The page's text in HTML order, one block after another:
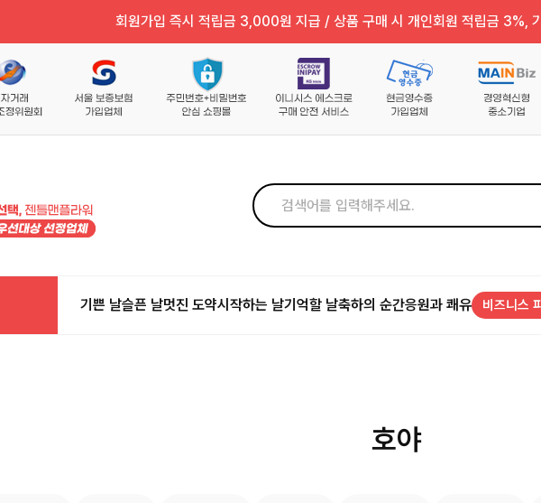
회원가입 즉시 적립금 3,000원 지급 / 상품 구매 시 개인회원 적립금 3%,
기쁜 날슬픈 날멋진 도약시작하는 날기억할 날축하의 순간응원과 쾌유 비즈니스
호야